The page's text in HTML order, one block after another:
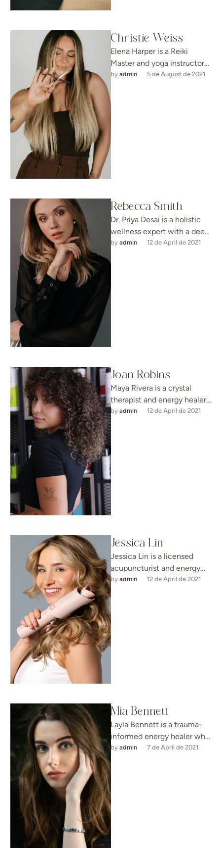
Christie Weiss
Elena Harper is a Reiki
Master and yoga instructor
with over eight years of
by admin 5 de August de 2021
Rebecca Smith
Dr. Priya Desai is a holistic
wellness expert with a deep
passion for merging
energy …
by admin 12 de April de 2021
Joan Robins
Maya Rivera is a crystal
therapist and energy healer
known for her intuitive
approach to restoring
energetic balance. …
by admin 12 de April de 2021
Jessica Lin
Jessica Lin is a licensed
acupuncturist and energy
healing practitioner with
over 15 years of experience
by admin 12 de April de 2021
Mia Bennett
Layla Bennett is a trauma-
informed energy healer who
specializes in helping clients
by admin 7 de April de 2021